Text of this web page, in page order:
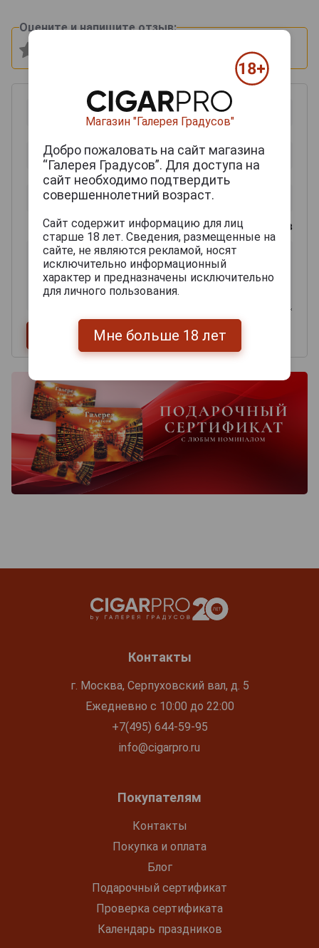
Оцените и напишите отзыв:
0из 2000 знаков
Контакты
г. Москва, Серпуховский вал, д. 5
Ежедневно с 10:00 до 22:00
+7(495) 644-59-95
info@cigarpro.ru
Покупателям
Контакты
Покупка и оплата
Блог
Подарочный сертификат
Проверка сертификата
Календарь праздников
Магазин "Галерея Градусов"
Добро пожаловать на сайт магазина
“Галерея Градусов”. Для доступа на
сайт необходимо подтвердить
совершеннолетний возраст.
Сайт содержит информацию для лиц
старше 18 лет. Сведения, размещенные на
сайте, не являются рекламой, носят
исключительно информационный
характер и предназначены исключительно
для личного пользования.
Мне больше 18 лет